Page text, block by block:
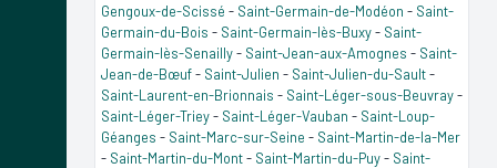
Gengoux-de-Scissé - Saint-Germain-de-Modéon - Saint-
Germain-du-Bois - Saint-Germain-lès-Buxy- Saint-
Germain-lès-Senailly- Saint-Jean-aux-Amognes - Saint-
Jean-de-Bœuf- Saint-Julien - Saint-Julien-du-Sault-
Saint-Laurent-en-Brionnais - Saint-Léger-sous-Beuvray-
Saint-Léger-Triey- Saint-Léger-Vauban - Saint-Loup-
Géanges - Saint-Marc-sur-Seine - Saint-Martin-de-la-Mer
- Saint-Martin-du-Mont- Saint-Martin-du-Puy- Saint-